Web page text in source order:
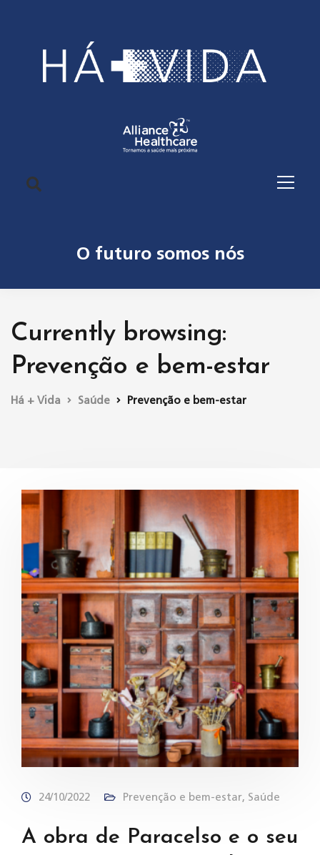
O futuro somos nós
Currently browsing:
Prevenção e bem-estar
Há + Vida Saúde Prevenção e bem-estar
24/10/2022 Prevenção e bem-estar, Saúde
A obra de Paracelso e o seu